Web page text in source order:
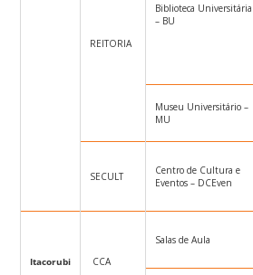
REITORIA
Biblioteca Universitária
– BU
Museu Universitário –
MU
SECULT
Centro de Cultura e
Eventos – DCEven
Itacorubi CCA
Salas de Aula